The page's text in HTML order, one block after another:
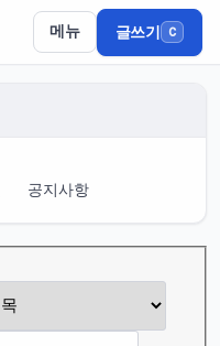
메뉴 글쓰기 C
공지사항